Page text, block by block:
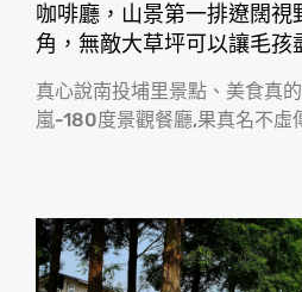
咖啡廳，山景第一排遼闊
角，無敵大草坪可以讓毛孩
真心說南投埔里景點、美食真
嵐-180度景觀餐廳,果真名不虛